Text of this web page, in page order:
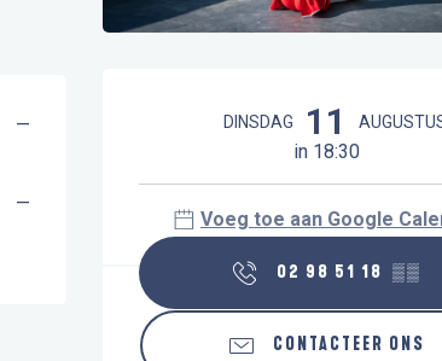
Openingstijden en
DINSDAG 11
in 18:30
Voeg toe aan Google
02 98 51 18 ▒▒
CONTACTEER ONS
—
—